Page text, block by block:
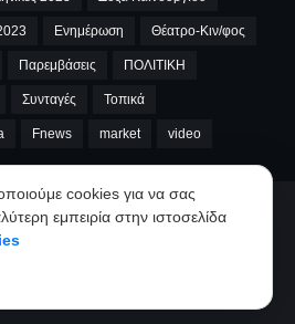
Ενημέρωση Θέατρο-Κιν/φος
Παρεμβάσεις ΠΟΛΙΤΙΚΗ
Συνταγές Τοπικά
Fnews market video
Όροι χρήσης-Πολιτική απορρήτου
Διαφήμιση
Νέα από το Καινούργιο,το Αγρίνιο
cookies για να σας
εμπειρία στην ιστοσελίδα